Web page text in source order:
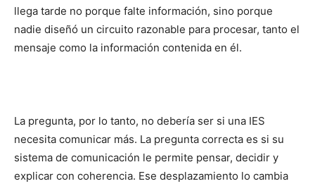
llega tarde no porque falte información, sino porque
nadie diseñó un circuito razonable para procesar, tanto el
mensaje como la información contenida en él.
La pregunta, por lo tanto, no debería ser si una IES
necesita comunicar más. La pregunta correcta es si su
sistema de comunicación le permite pensar, decidir y
explicar con coherencia. Ese desplazamiento lo cambia